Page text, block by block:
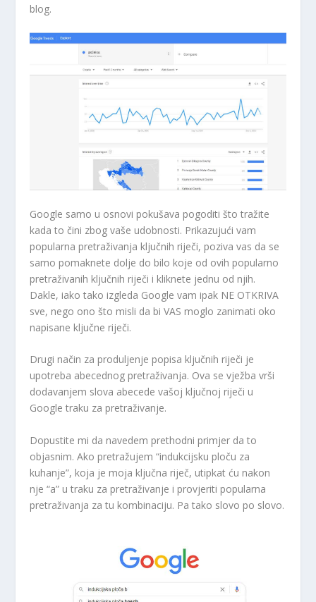
blog.
Google samo u osnovi pokušava pogoditi što tražite
kada to čini zbog vaše udobnosti. Prikazujući vam
popularna pretraživanja ključnih riječi, poziva vas da se
samo pomaknete dolje do bilo koje od ovih popularno
pretraživanih ključnih riječi i kliknete jednu od njih.
Dakle, iako tako izgleda Google vam ipak NE OTKRIVA
sve, nego ono što misli da bi VAS moglo zanimati oko
napisane ključne riječi.
Drugi način za produljenje popisa ključnih riječi je
upotreba abecednog pretraživanja. Ova se vježba vrši
dodavanjem slova abecede vašoj ključnoj riječi u
Google traku za pretraživanje.
Dopustite mi da navedem prethodni primjer da to
objasnim. Ako pretražujem “indukcijsku ploču za
kuhanje”, koja je moja ključna riječ, utipkat ću nakon
nje “a” u traku za pretraživanje i provjeriti popularna
pretraživanja za tu kombinaciju. Pa tako slovo po slovo.